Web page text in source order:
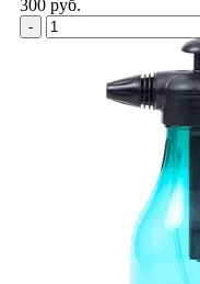
300 руб.